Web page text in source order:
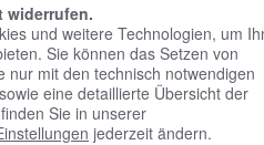
widerrufen.
und weitere Technologien, um
Sie können das Setzen von
nur mit den technisch notwendigen
eine detaillierte Übersicht der
Sie in unserer
jederzeit ändern.